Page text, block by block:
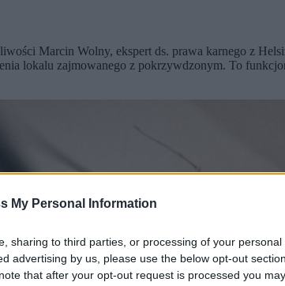
My Personal Information
sharing to third parties, or processing of your personal
advertising by us, please use the below opt-out
that after your opt-out request is processed you may
Marcin Wolny, ekspert ds. prawa karnego z
lokalu zajmowanego z pokrzywdzonym. To